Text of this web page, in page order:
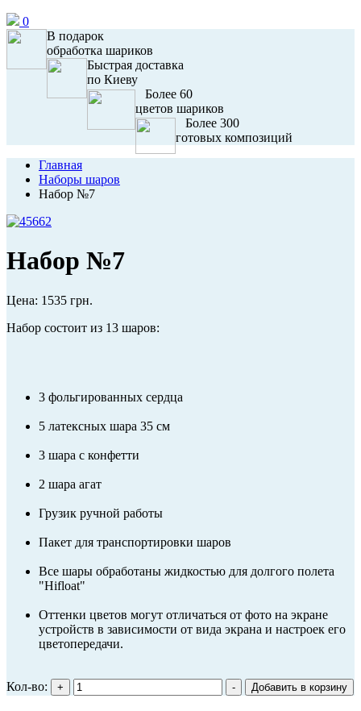
0
В подарок
обработка шариков
Быстрая доставка
по Киеву
Более 60
цветов шариков
Более 300
готовых композиций
Главная
Наборы шаров
Набор №7
Набор №7
Цена: 1535 грн.
Набор состоит из 13 шаров:
3 фольгированных сердца
5 латексных шара 35 см
3 шара с конфетти
2 шара агат
Грузик ручной работы
Пакет для транспортировки шаров
Все шары обработаны жидкостью для долгого полета
"Hifloat"
Оттенки цветов могут отличаться от фото на экране
устройств в зависимости от вида экрана и настроек его
цветопередачи.
Кол-во: